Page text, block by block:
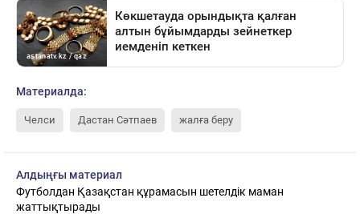
Материалда:
Челси Дастан Сәтпаев жалға беру
Алдыңғы материал
Футболдан Қазақстан құрамасын шетелдік маман
жаттықтырады